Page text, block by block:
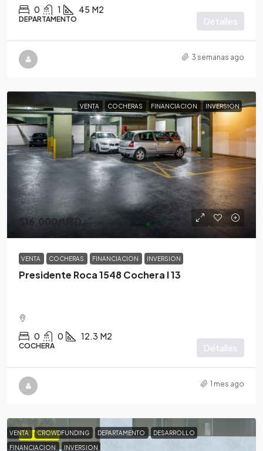
0 1 45 M2
DEPARTAMENTO Detalles
3 semanas ago
VENTA COCHERAS FINANCIACION INVERSION
$16,000/USD
VENTA COCHERAS FINANCIACION INVERSION
Presidente Roca 1548 Cochera I 13
0 0 12.3 M2
COCHERA Detalles
1 mes ago
DESTACADA
VENTA CROWDFUNDING DEPARTAMENTO DESARROLLO
FINANCIACION INVERSION